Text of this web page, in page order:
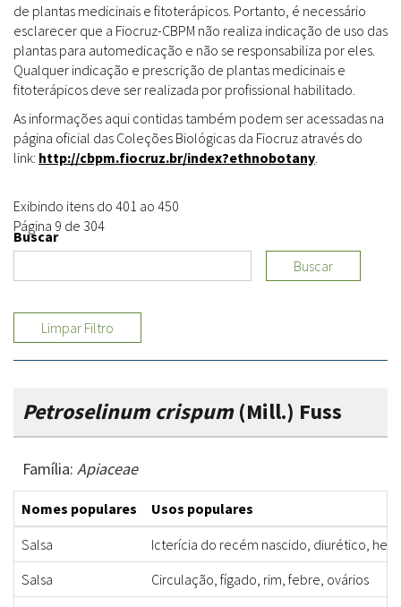
de plantas medicinais e fitoterápicos. Portanto, é necessário
esclarecer que a Fiocruz-CBPM não realiza indicação de uso das
plantas para automedicação e não se responsabiliza por eles.
Qualquer indicação e prescrição de plantas medicinais e
fitoterápicos deve ser realizada por profissional habilitado.
As informações aqui contidas também podem ser acessadas na
página oficial das Coleções Biológicas da Fiocruz através do
link: http://cbpm.fiocruz.br/index?ethnobotany.
Exibindo itens do 401 ao 450
Página 9 de 304
Buscar
Buscar
Limpar Filtro
Petroselinum crispum(Mill.) Fuss
Família: Apiaceae
Nomes populares
Usos populares
Salsa
Icterícia do recém nascido, diurético,
Salsa
Circulação, fígado, rim, febre, ovários